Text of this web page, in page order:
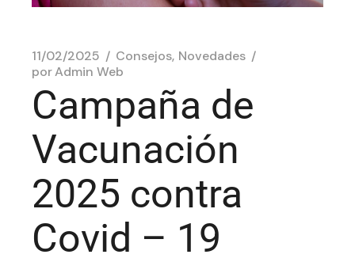
11/02/2025 Consejos Novedades
porAdmin Web
Campaña de
Vacunación
2025 contra
Covid – 19